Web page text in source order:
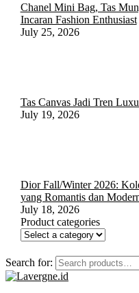
Chanel Mini Bag, Tas
Incaran Fashion Enthusiast
July 25, 2026
Tas Canvas Jadi Tren
July 19, 2026
Dior Fall/Winter 2026:
yang Romantis dan
July 18, 2026
Product categories
Search for: